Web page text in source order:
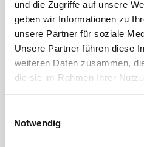
und die Zugriffe auf unsere
geben wir Informationen zu
unsere Partner für soziale
Unsere Partner führen diese
weiteren Daten zusammen,
die sie im Rahmen Ihrer
Notwendig
Für fitness